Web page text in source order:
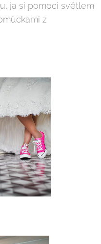
ja si pomoci světlem
z